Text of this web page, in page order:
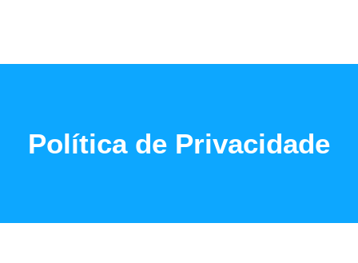
Política de Privacidade